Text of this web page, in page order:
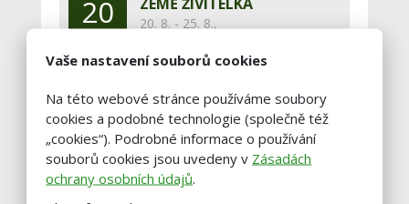
20
20. 8. - 25. 8.,
29
srpen
LIBERECKÉHO KRAJE 2026
29. 8.,
Jilemnice
Zobrazit celý kalendář
Vaše nastavení souborů cookies
Na této webové stránce používáme soubory
cookies a podobné technologie (společně též
„cookies“). Podrobné informace o používání
souborů cookies jsou uvedeny v Zásadách
ochrany osobních údajů.